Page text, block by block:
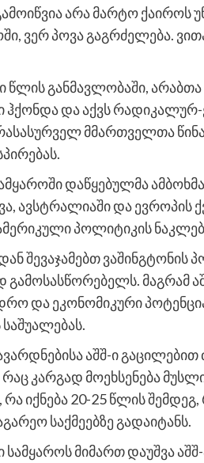
არა მარტო ქაიროს
ვერ პოვა გაგრძელება.
წლის განმავლობაში,
და აქვს
მმართველთა
დაწყებულმა
ავსტრალიაში და
პოლიტიკის
შევაჯამებთ ვაშინგტონის
მაგრამ
და ეკონომიკური
აშშ-ი
რაც კარგად მოეხსენება
რა იქნება 20-25 წლის
საქმეებზე გადაიტანს.
სამყაროს მიმართ დაუშვა